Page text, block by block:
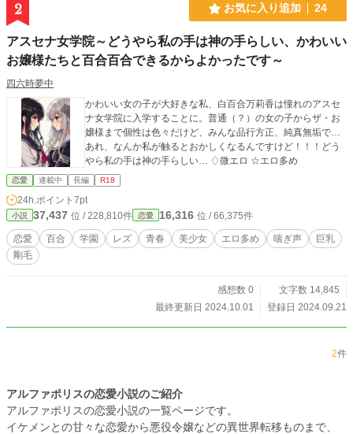
2 お気に入り追加 24
アスセナ女学院～どうやら私の手は神の手らしい、かわいい
お嬢様たちと百合百合できるからよかったです～
四六時夢中
かわいい女の子が大好きな私、白百合万莉香は憧れのアスセ
ナ女学院に入学することに。普通（？）の女の子からザ・お
嬢様まで個性は色々だけど、みんな品行方正、純真無垢で…
あれ、なんか私が触るとおかしくなるんですけど！！！どう
やら私の手は神の手らしい… ♢微エロ ☆エロ多め
恋愛 連載中 長編 R18
24h.ポイント 7pt
小説 37,437 位 / 228,810件 恋愛 16,316 位 / 66,375件
恋愛 百合 学園 レズ 青春 美少女 エロ多め 喘ぎ声
巨乳
剛毛
感想数 0
文字数 14,845
最終更新日 2024.10.01
登録日 2024.09.21
2件
アルファポリスの恋愛小説のご紹介
アルファポリスの恋愛小説の一覧ページです。
イケメンとの甘々な恋愛から悪役令嬢などの異世界転移ものまで、